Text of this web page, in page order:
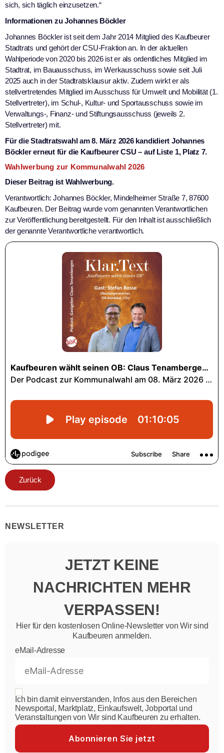
sich, sich täglich einzusetzen.“
Informationen zu Johannes Böckler
Johannes Böckler ist seit dem Jahr 2014 Mitglied des Kaufbeurer
Stadtrats und gehört der CSU-Fraktion an. In der aktuellen
Wahlperiode von 2020 bis 2026 ist er als ordentliches Mitglied im
Stadtrat, im Bauausschuss, im Werkausschuss sowie seit Juli
2025 auch in der Stadtratsklausur aktiv. Zudem wirkt er als
stellvertretendes Mitglied im Ausschuss für Umwelt und Mobilität (1.
Stellvertreter), im Schul-, Kultur- und Sportausschuss sowie im
Verwaltungs-, Finanz- und Stiftungsausschuss (jeweils 2.
Stellvertreter) mit.
Für die Stadtratswahl am 8. März 2026 kandidiert Johannes
Böckler erneut für die Kaufbeurer CSU – auf Liste 1, Platz 7.
Wahlwerbung zur Kommunalwahl 2026
Dieser Beitrag ist Wahlwerbung.
Verantwortlich: Johannes Böckler, Mindelheimer Straße 7, 87600
Kaufbeuren. Der Beitrag wurde vom genannten Verantwortlichen
zur Veröffentlichung bereitgestellt. Für den Inhalt ist ausschließlich
der genannte Verantwortliche verantwortlich.
Zurück
NEWSLETTER
JETZT KEINE
NACHRICHTEN MEHR
VERPASSEN!
Hier für den kostenlosen Online-Newsletter von Wir sind
Kaufbeuren anmelden.
eMail-Adresse
Ich bin damit einverstanden, Infos aus den Bereichen
Newsportal, Marktplatz, Einkaufswelt, Jobportal und
Veranstaltungen von Wir sind Kaufbeuren zu erhalten.